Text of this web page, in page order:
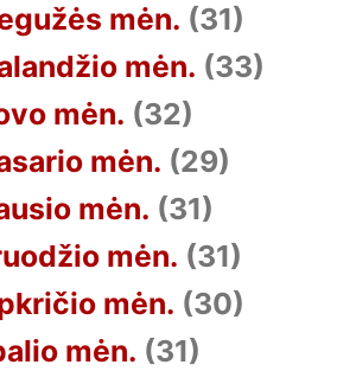
mėn. (31)
mėn. (33)
mėn. (32)
mėn. (29)
mėn. (31)
mėn. (31)
mėn. (30)
mėn. (31)